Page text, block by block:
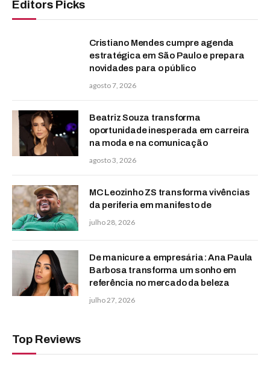
Editors Picks
Cristiano Mendes cumpre agenda
estratégica em São Paulo e prepara
novidades para o público
agosto 7, 2026
Beatriz Souza transforma
oportunidade inesperada em carreira
na moda e na comunicação
agosto 3, 2026
MC Leozinho ZS transforma vivências
da periferia em manifesto de
julho 28, 2026
De manicure a empresária: Ana Paula
Barbosa transforma um sonho em
referência no mercado da beleza
julho 27, 2026
Top Reviews